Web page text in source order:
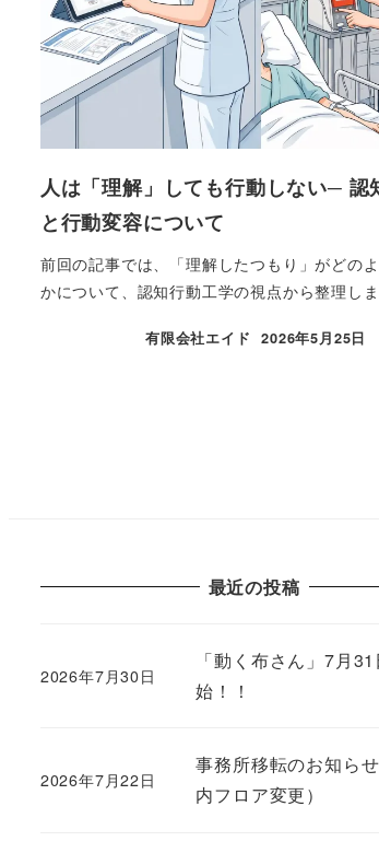
人は「理解」しても行動しない─ 認
と行動変容について
前回の記事では、「理解したつもり」がどの
かについて、認知行動工学の視点から整理し
有限会社エイド 2026年5月25日
ジ
最近の投稿
「動く布さん」7月
始！！
2026年7月30日
事務所移転のお知ら
内フロア変更）
2026年7月22日